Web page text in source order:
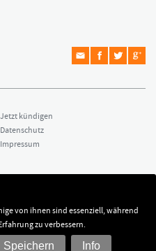
von ihnen sind essenziell, während
zu verbessern.
Speichern Info
Jetzt kündigen
Datenschutz
Impressum
kontakt@formationstrader.de